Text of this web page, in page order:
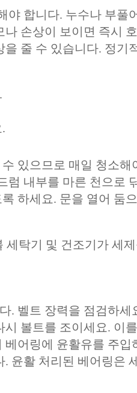
야 합니다. 누수나 부풀
손상이 보이면 즉시
줄 수 있습니다. 정기
있으므로 매일 청소
럼 내부를 마른 천으로
하세요. 문을 열어 둠
탁기 및 건조기가 세
. 벨트 장력을 점검하세
볼트를 조이세요. 이
어링에 윤활유를 주
윤활 처리된 베어링은